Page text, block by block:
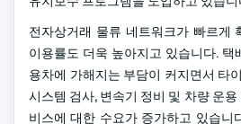
전자상거래 물류 네트워크가 빠르게
이용률도 더욱 높아지고 있습니다. 택
용차에 가해지는 부담이 커지면서 타
시스템 검사, 변속기 정비 및 차량 운
비스에 대한 수요가 증가하고 있습니